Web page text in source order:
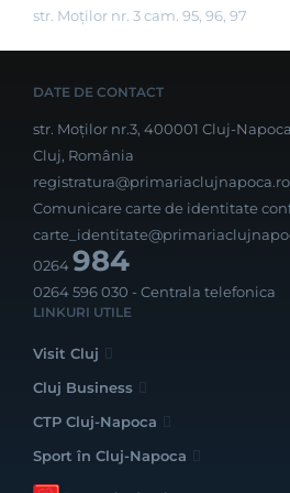
str. Moților nr. 3 cam. 95, 96, 97
DATE DE CONTACT
str. Moților nr.3, 400001 Cluj-
Cluj, România
registratura@primariaclujnapoca.ro
Comunicare carte de identitate
0264984
0264 596 030 - Centrala telefonica
LINKURI UTILE
Visit Cluj
Cluj Business
CTP Cluj-Napoca
Sport în Cluj-Napoca